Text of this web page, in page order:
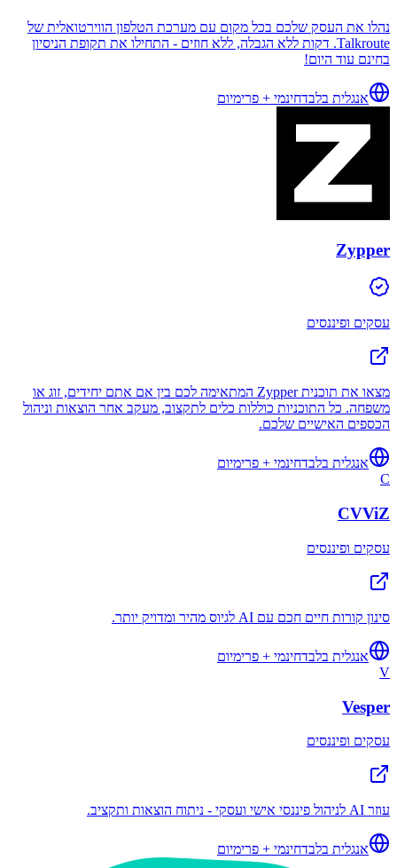
נהלו את העסק שלכם בכל מקום עם מערכת הטלפון הווירטואלית של
Talkroute. דקות ללא הגבלה, ללא חוזים - התחילו את תקופת הניסיון
בחינם עוד היום!
אנגלית בלבדחינמי + פרימיום
Zypper
עסקים ופיננסים
מצאו את תוכנית Zypper המתאימה לכם בין אם אתם יחידים, זוג או
משפחה. כל התוכניות כוללות כלים לתקצוב, מעקב אחר הוצאות וניהול
הכספים האישיים שלכם.
אנגלית בלבדחינמי + פרימיום
C
CVViZ
עסקים ופיננסים
סינון קורות חיים חכם עם AI לגיוס מהיר ומדויק יותר.
אנגלית בלבדחינמי + פרימיום
V
Vesper
עסקים ופיננסים
עוזר AI לניהול פיננסי אישי ועסקי - ניתוח הוצאות ותקציב.
אנגלית בלבדחינמי + פרימיום